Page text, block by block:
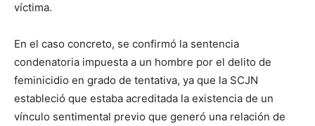
víctima.
En el caso concreto, se confirmó la sentencia
condenatoria impuesta a un hombre por el delito de
feminicidio en grado de tentativa, ya que la SCJN
estableció que estaba acreditada la existencia de un
vínculo sentimental previo que generó una relación de